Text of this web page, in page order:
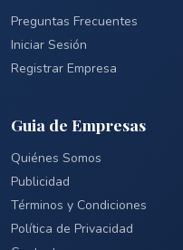
Preguntas Frecuentes
Iniciar Sesión
Registrar Empresa
Guia de Empresas
Quiénes Somos
Publicidad
Términos y Condiciones
Política de Privacidad